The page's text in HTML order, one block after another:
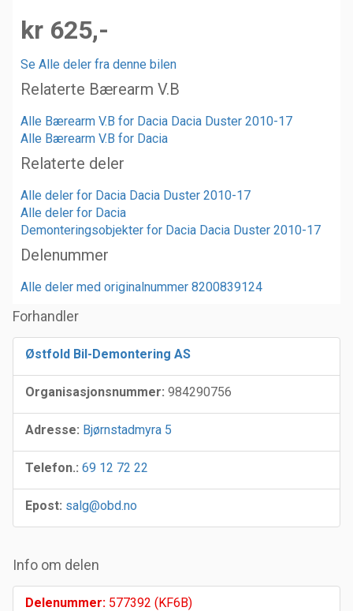
kr 625,-
Se Alle deler fra denne bilen
Relaterte Bærearm V.B
Alle Bærearm V.B for Dacia Dacia Duster 2010-17
Alle Bærearm V.B for Dacia
Relaterte deler
Alle deler for Dacia Dacia Duster 2010-17
Alle deler for Dacia
Demonteringsobjekter for Dacia Dacia Duster 2010-17
Delenummer
Alle deler med originalnummer 8200839124
Forhandler
Østfold Bil-Demontering AS
Organisasjonsnummer: 984290756
Adresse: Bjørnstadmyra 5
Telefon.: 69 12 72 22
Epost: salg@obd.no
Info om delen
Delenummer: 577392 (KF6B)